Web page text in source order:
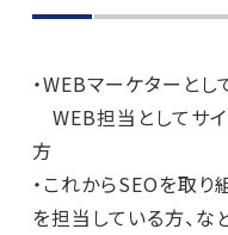
・WEBマーケターと
WEB担当としてサ
方
・これからSEOを取り
を担当している方、な